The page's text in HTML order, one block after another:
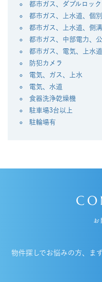
都市ガス、ダブルロッ
都市ガス、上水道、個
都市ガス、上水道、側溝
都市ガス、中部電力、
都市ガス、電気、上水
防犯カメラ
電気、ガス、上水
電気、水道
⾷器洗浄乾燥機
駐車場3台以上
駐輪場有
物件探しでお悩みの方、ま